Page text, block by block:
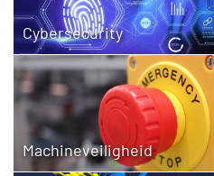
Cybersecurity
Machineveiligheid